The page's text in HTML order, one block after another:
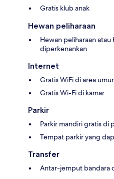
Gratis klub anak
Hewan peliharaan
Hewan peliharaan
diperkenankan
Internet
Gratis WiFi di area
Gratis Wi-Fi di kamar
Parkir
Parkir mandiri gratis di
Tempat parkir yang
Transfer
Antar-jemput bandara